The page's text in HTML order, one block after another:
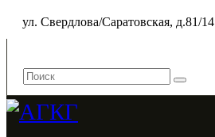
ул. Свердлова/Саратовская, д.81/14